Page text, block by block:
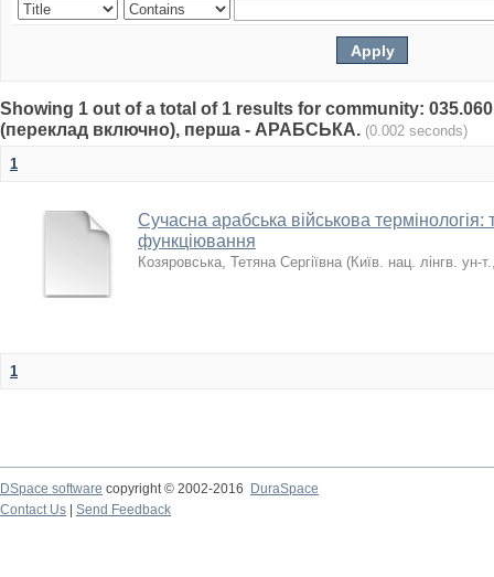
Showing 1 out of a total of 1 results for community: 035.060
(переклад включно), перша - АРАБСЬКА. (0.002 seconds)
1
Сучасна арабська військова термінологія:
функціювання
Козяровська, Тетяна Сергіївна (Київ. нац. лінгв. ун-т.
1
DSpace software copyright © 2002-2016
DuraSpace
Contact Us
Send Feedback